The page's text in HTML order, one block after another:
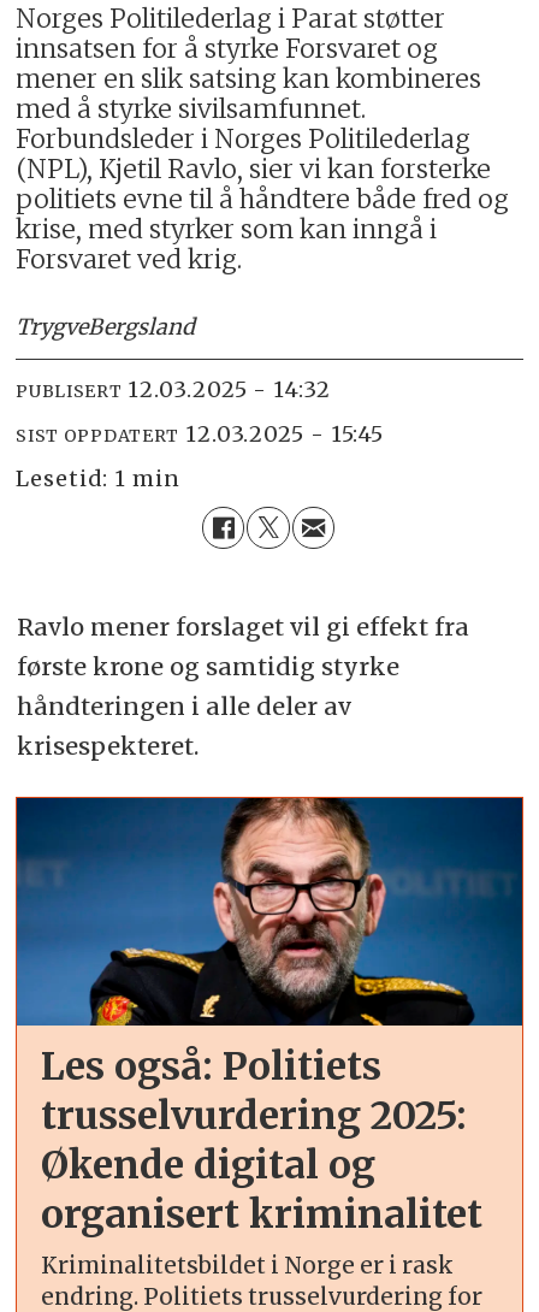
Norges Politilederlag i Parat støtter
innsatsen for å styrke Forsvaret og
mener en slik satsing kan kombineres
med å styrke sivilsamfunnet.
Forbundsleder i Norges Politilederlag
(NPL), Kjetil Ravlo, sier vi kan forsterke
politiets evne til å håndtere både fred og
krise, med styrker som kan inngå i
Forsvaret ved krig.
TrygveBergsland
PUBLISERT 12.03.2025 - 14:32
SIST OPPDATERT
12.03.2025 - 15:45
Lesetid: 1 min
Ravlo mener forslaget vil gi effekt fra
første krone og samtidig styrke
håndteringen i alle deler av
krisespekteret.
Les også: Politiets
trusselvurdering 2025:
Økende digital og
organisert kriminalitet
Kriminalitetsbildet i Norge er i rask
endring. Politiets trusselvurdering for